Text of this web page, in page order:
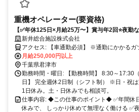
重機オペレーター(要資格)
【✅年休125日×月給25万〜】賞与年2回⭐️夜勤
社会インフラを支える安定企業／
新井総合施設株式会社
アクセス: 【車通勤必須】 ※通勤にかかるガソリン代支給 ※無料駐車
場完備
月給250,000円以上
千葉県君津市
勤務時間・曜日: 【勤務時間】 8:30～17:30
日】 完全週休2日制（シフト制） ※日・祝
1日休み。土・日休みでも相談可。
仕事内容: ◆この仕事のポイント◆ ✅年間休
休みで、 しっかり休めて無理なく働ける ✅